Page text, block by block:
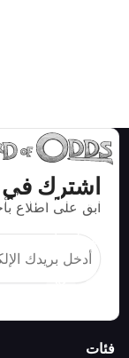
اشترك في
ابق على اطلاع
استراتيجيات
البلاك جاك وكرابس
يمكن لعبها.
فئات